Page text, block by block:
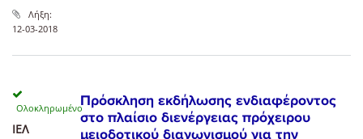
Λήξη:
12-03-2018
Πρόσκληση εκδήλωσης ενδιαφέροντος
στο πλαίσιο διενέργειας πρόχειρου
μειοδοτικού διαγωνισμού για την
ΙΕΛ